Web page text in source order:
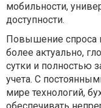
мобильности,
доступности.
Повышение спроса
более актуально,
сутки и полностью
учета. С
мире технологий,